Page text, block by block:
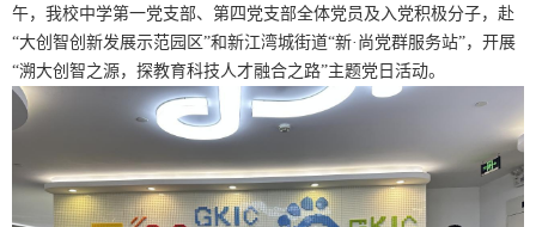
午，我校中学第一党支部、第四党支部全体党员及入党积极分子，赴
“大创智创新发展示范园区”和新江湾城街道“新· 尚党群服务站”，开展
“溯大创智之源，探教育科技人才融合之路”主题党日活动。